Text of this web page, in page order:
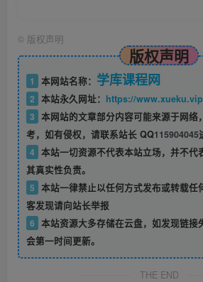
© 版权声明
版权声明
1 本网站名称： 学库课程网
2 本站永久网址： https://www.xueku.vip
3 本网站的文章部分内容可能来源于网络
考，如有侵权，请联系站长 QQ115904045
4 本站一切资源不代表本站立场，并不代
其真实性负责。
5 本站一律禁止以任何方式发布或转载任
客发现请向站长举报
6 本站资源大多存储在云盘，如发现链接
会第一时间更新。
THE END